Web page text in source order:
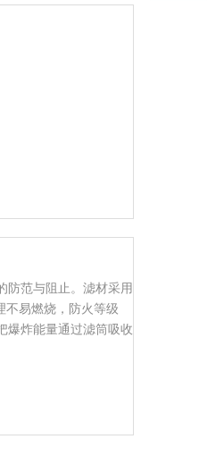
防范与阻止。滤材采用
不易燃烧，防火等级
爆炸能量通过滤筒吸收